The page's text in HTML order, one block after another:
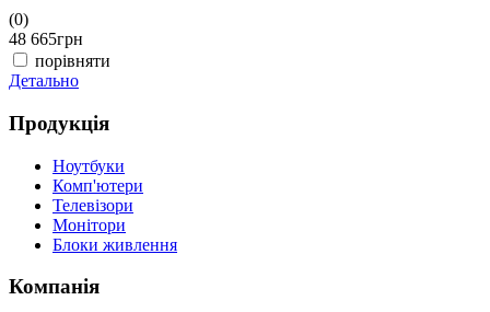
(0)
48 665грн
порівняти
Детально
Продукція
Ноутбуки
Комп'ютери
Телевізори
Монітори
Блоки живлення
Компанія